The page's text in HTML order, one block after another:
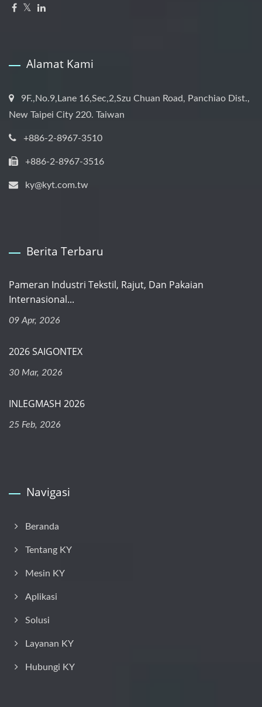
Alamat Kami
9F.,No.9,Lane 16,Sec,2,Szu Chuan Road, Panchiao Dist.,
New Taipei City 220. Taiwan
+886-2-8967-3510
+886-2-8967-3516
ky@kyt.com.tw
Berita Terbaru
Pameran Industri Tekstil, Rajut, Dan Pakaian
Internasional...
09 Apr, 2026
2026 SAIGONTEX
30 Mar, 2026
INLEGMASH 2026
25 Feb, 2026
Navigasi
Beranda
Tentang KY
Mesin KY
Aplikasi
Solusi
Layanan KY
Hubungi KY